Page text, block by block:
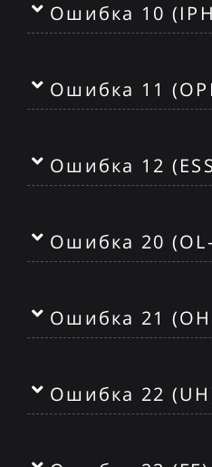
Ошибка 10
Ошибка 11
Ошибка 12
Ошибка 20
Ошибка 21
Ошибка 22